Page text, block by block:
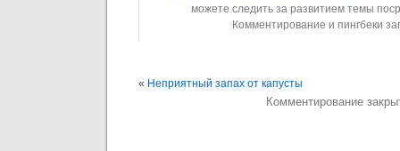
можете следить за развитием темы
Комментирование и пингбеки
« Неприятный запах от капусты
Комментирование